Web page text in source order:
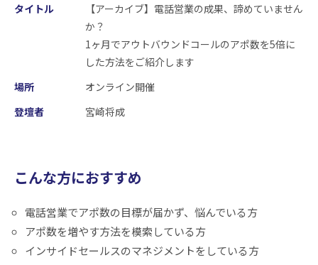
タイトル
【アーカイブ】電話営業の成果、諦めていません
か？
1ヶ月でアウトバウンドコールのアポ数を5倍に
した方法をご紹介します
場所
オンライン開催
登壇者
宮崎将成
こんな方におすすめ
電話営業でアポ数の目標が届かず、悩んでいる方
アポ数を増やす方法を模索している方
インサイドセールスのマネジメントをしている方